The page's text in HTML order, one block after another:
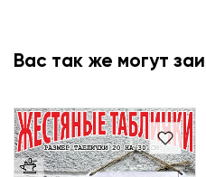
Вас так же могут